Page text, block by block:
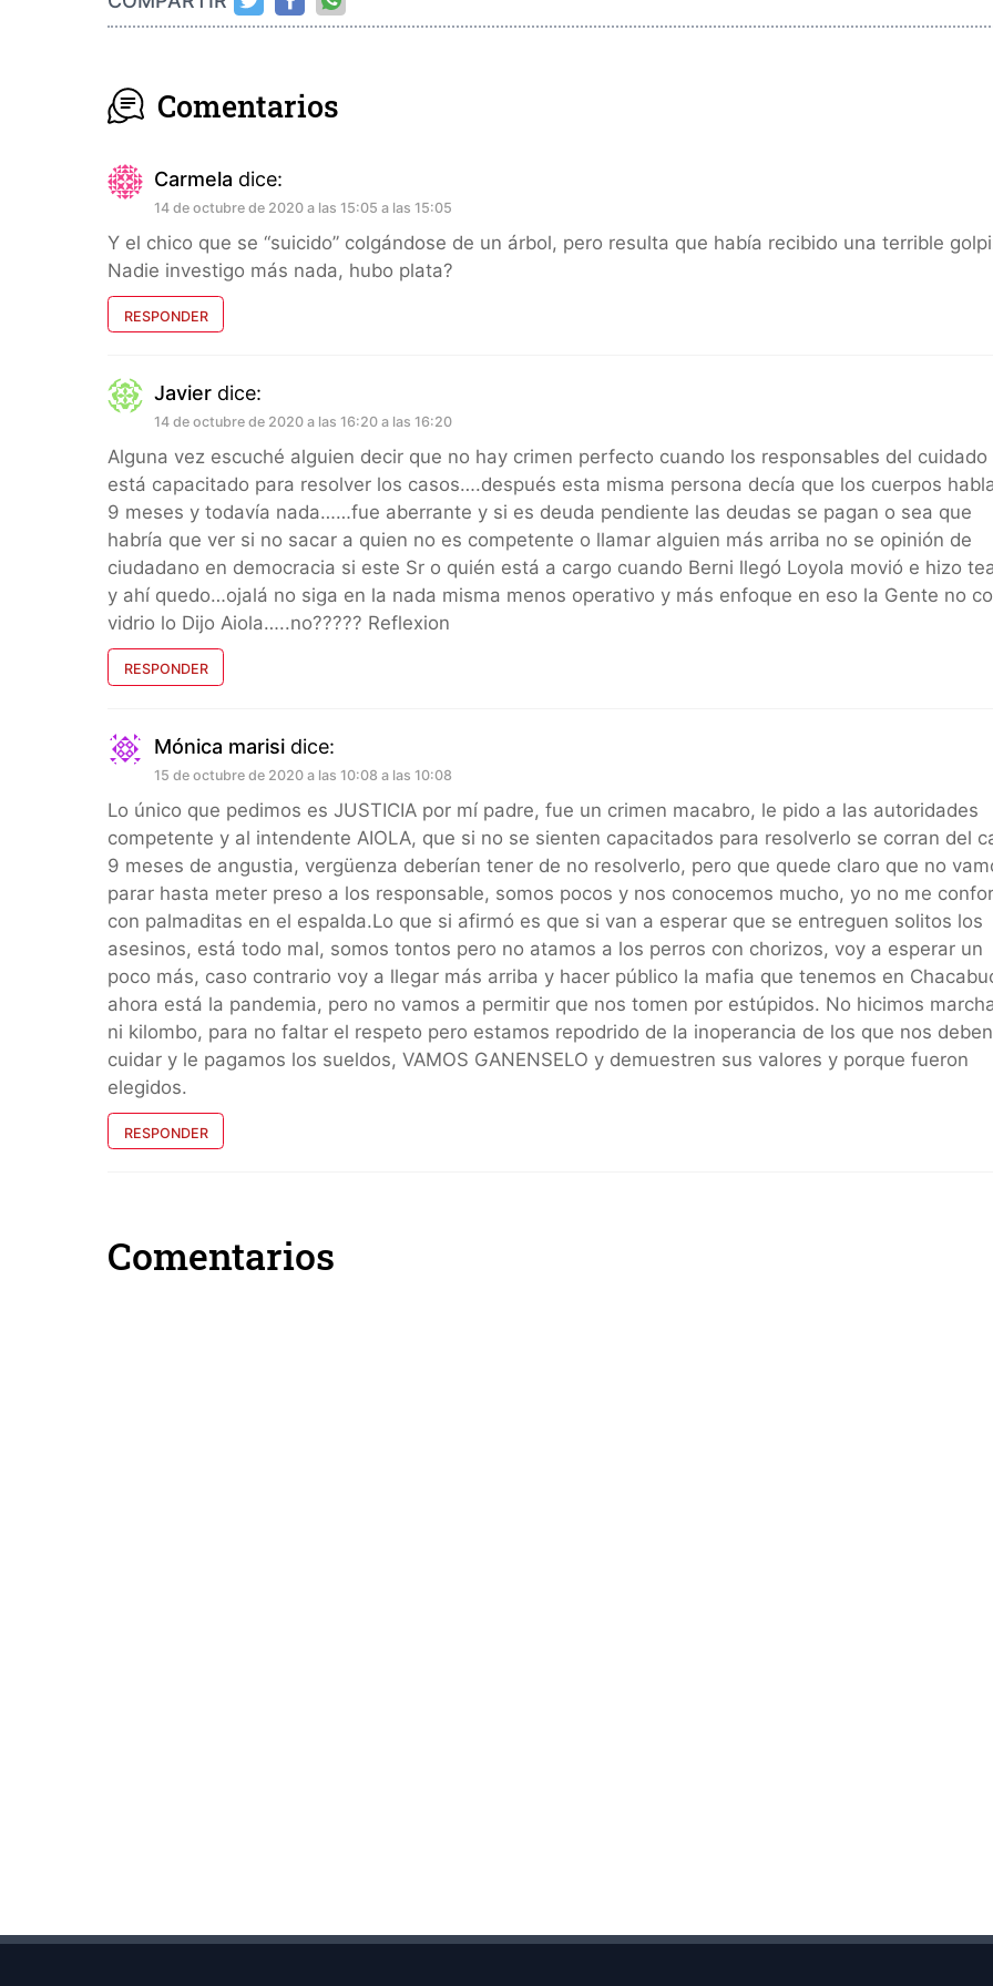
Comentarios
Carmela dice:
14 de octubre de 2020 a las 15:05 a las 15:05
Y el chico que se “suicido” colgándose de un árbol, pero resulta que había recibido una terrible
Nadie investigo más nada, hubo plata?
RESPONDER
Javier dice:
14 de octubre de 2020 a las 16:20 a las 16:20
Alguna vez escuché alguien decir que no hay crimen perfecto cuando los responsables del cuidado
está capacitado para resolver los casos….después esta misma persona decía que los cuerpos
9 meses y todavía nada……fue aberrante y si es deuda pendiente las deudas se pagan o sea que
habría que ver si no sacar a quien no es competente o llamar alguien más arriba no se opinión de
ciudadano en democracia si este Sr o quién está a cargo cuando Berni llegó Loyola movió e hizo
y ahí quedo…ojalá no siga en la nada misma menos operativo y más enfoque en eso la Gente no
vidrio lo Dijo Aiola…..no????? Reflexion
RESPONDER
Mónica marisi dice:
15 de octubre de 2020 a las 10:08 a las 10:08
Lo único que pedimos es JUSTICIA por mí padre, fue un crimen macabro, le pido a las autoridades
competente y al intendente AIOLA, que si no se sienten capacitados para resolverlo se corran del
9 meses de angustia, vergüenza deberían tener de no resolverlo, pero que quede claro que no
parar hasta meter preso a los responsable, somos pocos y nos conocemos mucho, yo no me
con palmaditas en el espalda.Lo que si afirmó es que si van a esperar que se entreguen solitos los
asesinos, está todo mal, somos tontos pero no atamos a los perros con chorizos, voy a esperar un
poco más, caso contrario voy a llegar más arriba y hacer público la mafia que tenemos en
ahora está la pandemia, pero no vamos a permitir que nos tomen por estúpidos. No hicimos
ni kilombo, para no faltar el respeto pero estamos repodrido de la inoperancia de los que nos
cuidar y le pagamos los sueldos, VAMOS GANENSELO y demuestren sus valores y porque fueron
elegidos.
RESPONDER
Comentarios